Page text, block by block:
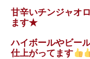
甘辛いチンジャオ
ます★
ハイボールやビー
仕上がってます